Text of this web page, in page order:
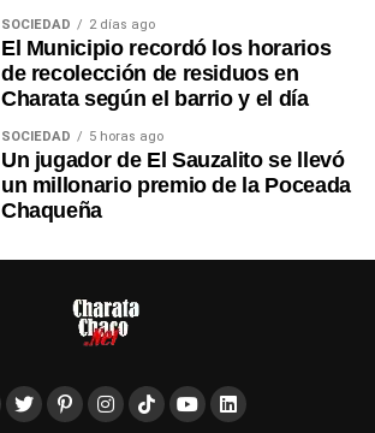
SOCIEDAD 2 días ago
El Municipio recordó los horarios
de recolección de residuos en
Charata según el barrio y el día
SOCIEDAD 5 horas ago
Un jugador de El Sauzalito se llevó
un millonario premio de la Poceada
Chaqueña